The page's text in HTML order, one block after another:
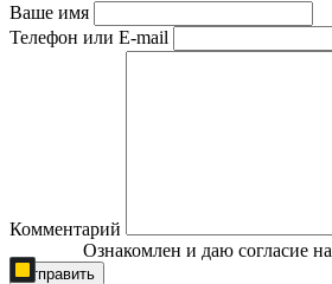
Ваше имя
Телефон или E-mail
Комментарий
Ознакомлен и даю согласие на
Отправить